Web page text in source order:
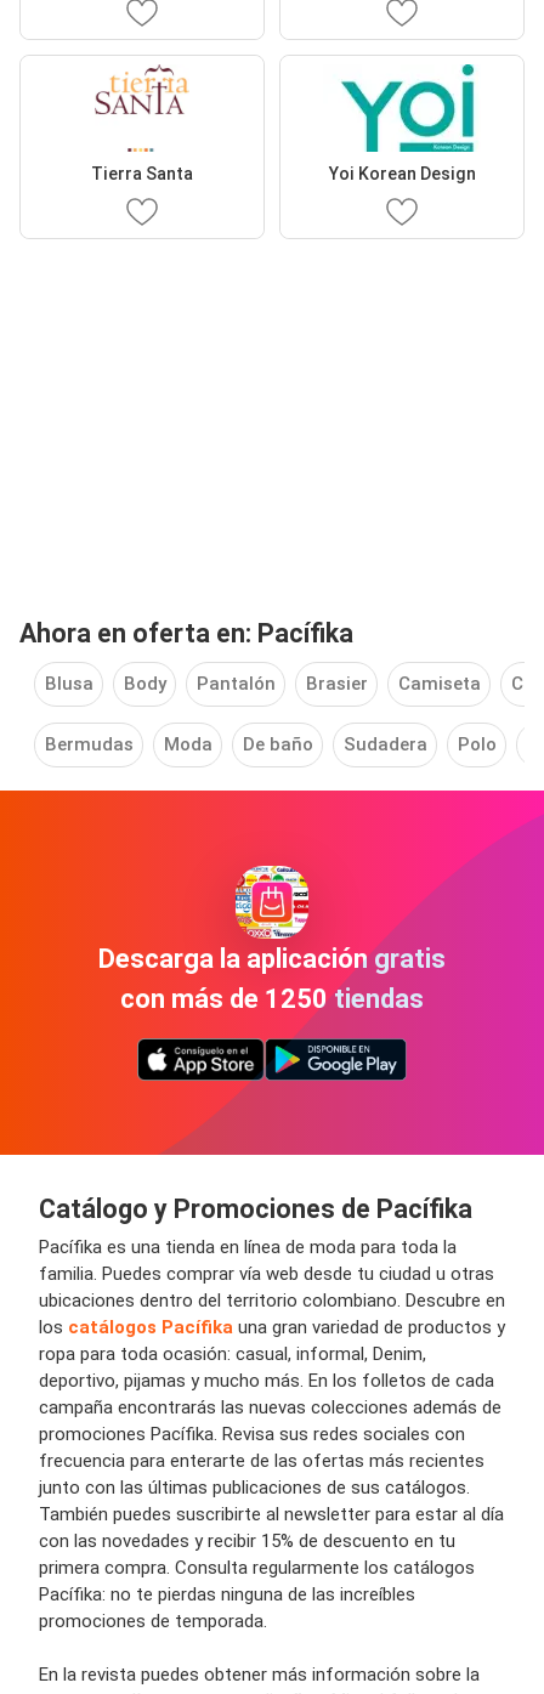
Tierra Santa Yoi Korean Design
Ahora en oferta en: Pacífika
Blusa Body Pantalón Brasier Camiseta
Bermudas Moda De baño Sudadera Polo
Descarga la aplicación gratis
con más de 1250 tiendas
Catálogo y Promociones de Pacífika
Pacífika es una tienda en línea de moda para toda la
familia. Puedes comprar vía web desde tu ciudad u otras
ubicaciones dentro del territorio colombiano. Descubre en
los catálogos Pacífika una gran variedad de productos y
ropa para toda ocasión: casual, informal, Denim,
deportivo, pijamas y mucho más. En los folletos de cada
campaña encontrarás las nuevas colecciones además de
promociones Pacífika. Revisa sus redes sociales con
frecuencia para enterarte de las ofertas más recientes
junto con las últimas publicaciones de sus catálogos.
También puedes suscribirte al newsletter para estar al día
con las novedades y recibir 15% de descuento en tu
primera compra. Consulta regularmente los catálogos
Pacífika: no te pierdas ninguna de las increíbles
promociones de temporada.
En la revista puedes obtener más información sobre la